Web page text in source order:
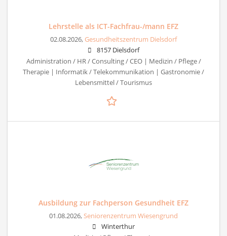
Lehrstelle als ICT-Fachfrau-/mann EFZ
02.08.2026,Gesundheitszentrum Dielsdorf
8157 Dielsdorf
Administration / HR / Consulting / CEO | Medizin / Pflege /
Therapie | Informatik / Telekommunikation | Gastronomie /
Lebensmittel / Tourismus
Ausbildung zur Fachperson Gesundheit EFZ
01.08.2026,Seniorenzentrum Wiesengrund
Winterthur